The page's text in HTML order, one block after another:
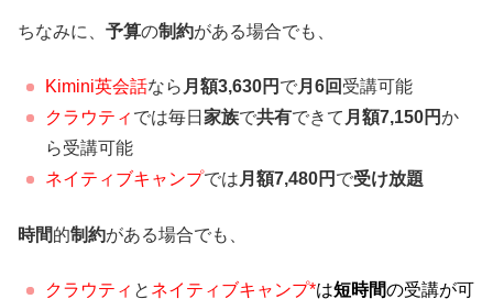
ちなみに、 予算の制約がある場合でも、
Kimini英会話なら 月額3,630円 で月6回 受講可能
クラウティ では毎日 家族で共有できて 月額7,150円か
ら受講可能
ネイティブキャンプでは 月額7,480円 で受け放題
時間的制約がある場合でも、
クラウティ と ネイティブキャンプ*は短時間の受講が可